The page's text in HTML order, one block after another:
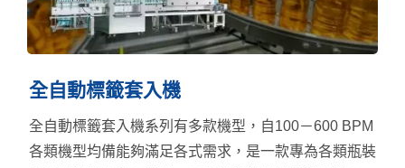
全自動標籤套入機
全自動標籤套入機系列有多款機型，自100－600 BPM
各類機型均備能夠滿足各式需求，是一款專為各類瓶裝